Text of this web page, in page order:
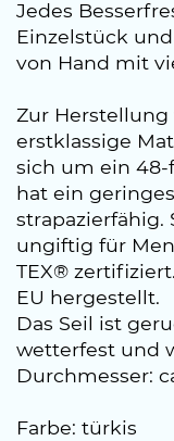
Jedes
Einzelstück
von Hand mit
Zur
erstklassige
sich um ein 48-
hat ein
strapazierfähig.
ungiftig für
TEX®
EU hergestellt.
Das Seil ist
wetterfest und
Durchmesser:
Farbe: türkis